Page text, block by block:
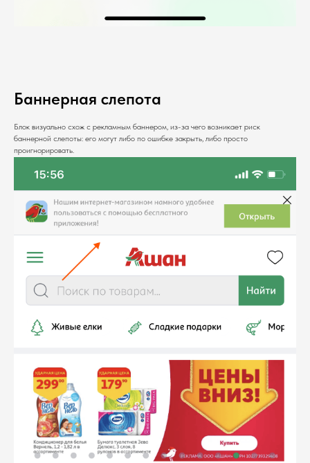
Баннерная слепота
Блок визуально схож с рекламным баннером, из-за чего возникает риск
баннерной слепоты: его могут либо по ошибке закрыть, либо просто
проигнорировать.